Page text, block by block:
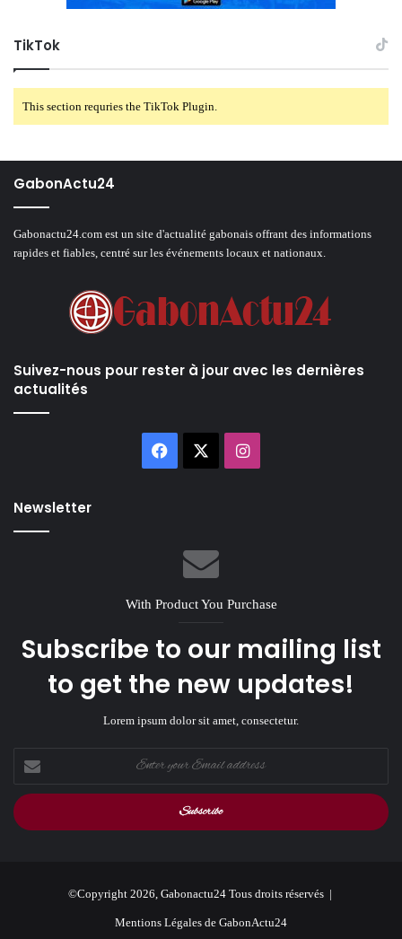
TikTok
This section requries the TikTok Plugin.
GabonActu24
Gabonactu24.com est un site d'actualité gabonais offrant des informations
rapides et fiables, centré sur les événements locaux et nationaux.
Suivez-nous pour rester à jour avec les dernières
actualités
Facebook Instagram
Newsletter
With Product You Purchase
Subscribe to our mailing list
to get the new updates!
Lorem ipsum dolor sit amet, consectetur.
your
Email
address
©Copyright 2026, Gabonactu24 Tous droits réservés |
Mentions Légales de GabonActu24